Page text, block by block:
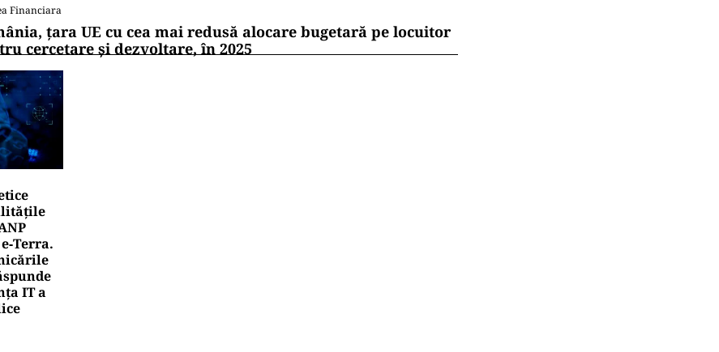
Financiara
țara UE cu cea mai redusă alocare bugetară pe locuitor
cercetare și dezvoltare, în 2025
IT a